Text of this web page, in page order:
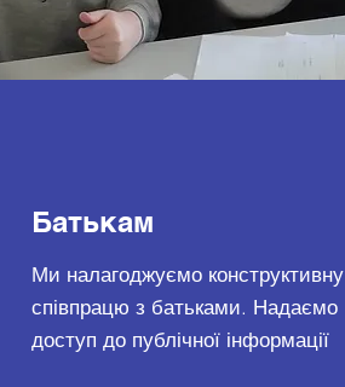
Батькам
Ми налагоджуємо конструктивну
співпрацю з батьками. Надаємо
доступ до публічної інформації